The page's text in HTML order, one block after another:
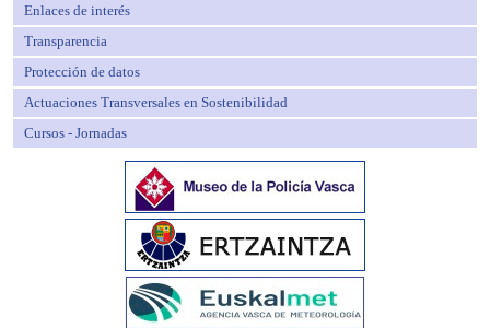
Enlaces de interés
Transparencia
Protección de datos
Actuaciones Transversales en Sostenibilidad
Cursos - Jornadas